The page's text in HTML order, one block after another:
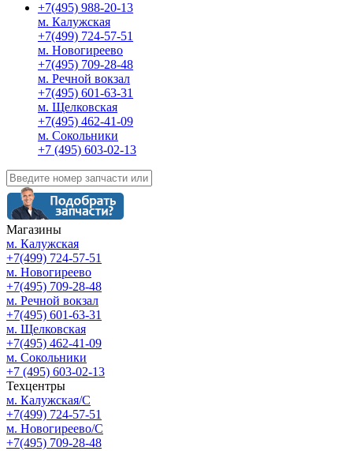
+7(495) 988-20-13
м. Калужская
+7(499) 724-57-51
м. Новогиреево
+7(495) 709-28-48
м. Речной вокзал
+7(495) 601-63-31
м. Щелковская
+7(495) 462-41-09
м. Сокольники
+7 (495) 603-02-13
Магазины
м. Калужская
+7(499) 724-57-51
м. Новогиреево
+7(495) 709-28-48
м. Речной вокзал
+7(495) 601-63-31
м. Щелковская
+7(495) 462-41-09
м. Сокольники
+7 (495) 603-02-13
Техцентры
м. Калужская/С
+7(499) 724-57-51
м. Новогиреево/С
+7(495) 709-28-48